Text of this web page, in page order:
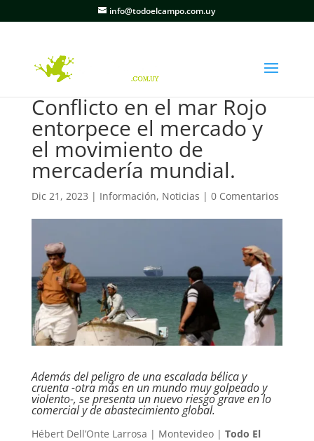
info@todoelcampo.com.uy
Conflicto en el mar Rojo
entorpece el mercado y
el movimiento de
mercadería mundial.
Dic 21, 2023 | Información, Noticias | 0 Comentarios
Además del peligro de una escalada bélica y
cruenta -otra más en un mundo muy golpeado y
violento-, se presenta un nuevo riesgo grave en lo
comercial y de abastecimiento global.
Hébert Dell’Onte Larrosa | Montevideo | Todo El